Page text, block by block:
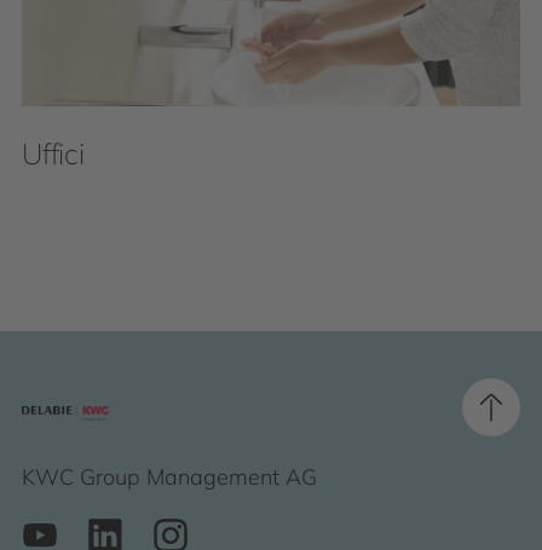
Uffici
KWC Group Management AG